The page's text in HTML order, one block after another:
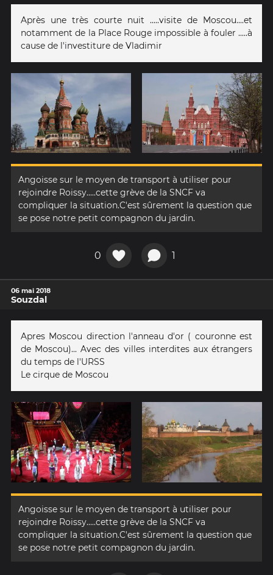
Après une très courte nuit .....visite de Moscou....et
notamment de la Place Rouge impossible à fouler .....à
cause de l'investiture de Vladimir
Angoisse sur le moyen de transport à utiliser pour
rejoindre Roissy.....cette grève de la SNCF va
compliquer la situation.C'est sûrement la question que
se pose notre petit compagnon du jardin.
0 1
06 mai 2018
Souzdal
Apres Moscou direction l'anneau d'or ( couronne est
de Moscou)... Avec des villes interdites aux étrangers
du temps de l'URSS
Le cirque de Moscou
Angoisse sur le moyen de transport à utiliser pour
rejoindre Roissy.....cette grève de la SNCF va
compliquer la situation.C'est sûrement la question que
se pose notre petit compagnon du jardin.